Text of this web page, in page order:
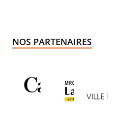
NOS PARTENAIRES